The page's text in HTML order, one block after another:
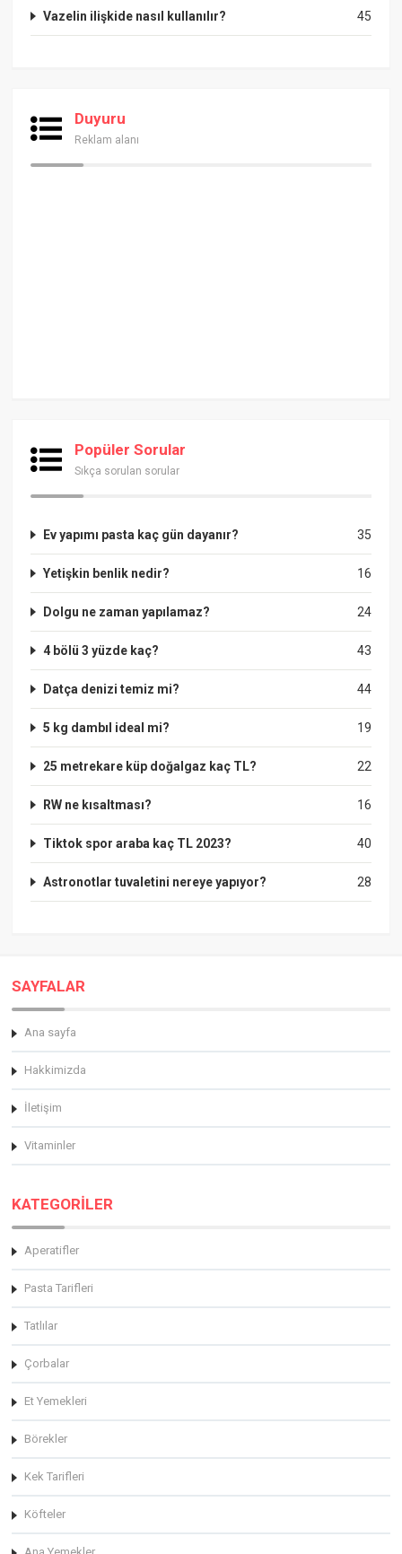
45
Vazelin ilişkide nasıl kullanılır?
Duyuru
Reklam alanı
Popüler Sorular
Sıkça sorulan sorular
35
Ev yapımı pasta kaç gün dayanır?
16
Yetişkin benlik nedir?
24
Dolgu ne zaman yapılamaz?
43
4 bölü 3 yüzde kaç?
44
Datça denizi temiz mi?
19
5 kg dambıl ideal mi?
22
25 metrekare küp doğalgaz kaç TL?
16
RW ne kısaltması?
40
Tiktok spor araba kaç TL 2023?
28
Astronotlar tuvaletini nereye yapıyor?
SAYFALAR
Ana sayfa
Hakkimizda
İletişim
Vitaminler
KATEGORİLER
Aperatifler
Pasta Tarifleri
Tatlılar
Çorbalar
Et Yemekleri
Börekler
Kek Tarifleri
Köfteler